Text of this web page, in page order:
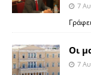
7
Οι
7